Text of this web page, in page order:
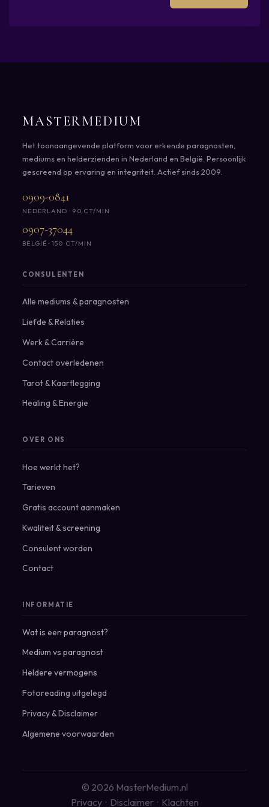
MASTERMEDIUM
Het toonaangevende platform voor erkende paragnosten,
mediums en helderzienden in Nederland en België. Persoonlijk
gescreend op ervaring en integriteit. Actief sinds 2009.
0909-0841
NEDERLAND · 90 CT/MIN
0907-37044
BELGIË · 150 CT/MIN
CONSULENTEN
Alle mediums & paragnosten
Liefde & Relaties
Werk & Carrière
Contact overledenen
Tarot & Kaartlegging
Healing & Energie
OVER ONS
Hoe werkt het?
Tarieven
Gratis account aanmaken
Kwaliteit & screening
Consulent worden
Contact
INFORMATIE
Wat is een paragnost?
Medium vs paragnost
Heldere vermogens
Fotoreading uitgelegd
Privacy&Disclaimer
Algemene voorwaarden
© 2026 MasterMedium.nl
Privacy· Disclaimer· Klachten